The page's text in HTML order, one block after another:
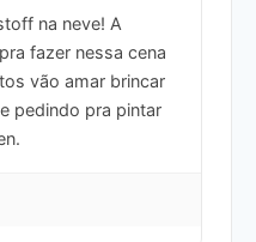
na neve! A
fazer nessa cena
vão amar brincar
pedindo pra pintar